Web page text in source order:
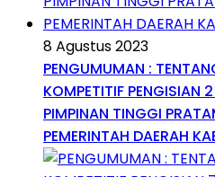
8 Agustus 2023
PENGUMUMAN :
KOMPETITIF
PIMPINAN TINGGI
PEMERINTAH DAERAH